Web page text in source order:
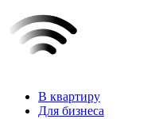
В квартиру
Для бизнеса